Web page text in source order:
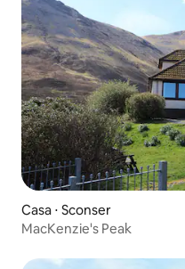
Casa ⋅ Sconser
MacKenzie's Peak